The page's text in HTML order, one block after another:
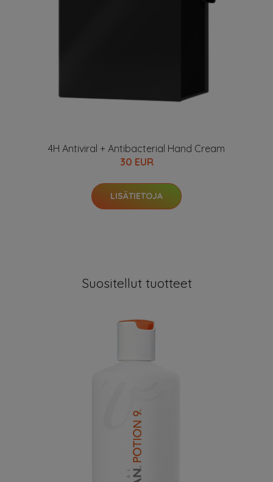
4H Antiviral + Antibacterial Hand Cream
30 EUR
LISÄTIETOJA
Suositellut tuotteet